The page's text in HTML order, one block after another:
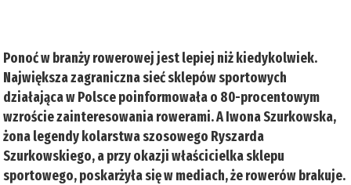
Ponoć w branży rowerowej jest lepiej niż kiedykolwiek.
Największa zagraniczna sieć sklepów sportowych
działająca w Polsce poinformowała o 80-procentowym
wzroście zainteresowania rowerami. A Iwona Szurkowska,
żona legendy kolarstwa szosowego Ryszarda
Szurkowskiego, a przy okazji właścicielka sklepu
sportowego, poskarżyła się w mediach, że rowerów brakuje.